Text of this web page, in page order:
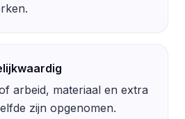
arbeid, materiaal en extra
zijn opgenomen.